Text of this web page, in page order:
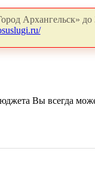
Архангельск» до
Вы всегда